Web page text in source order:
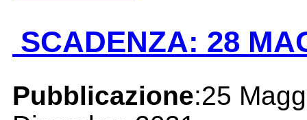
SCADENZA: 28
Pubblicazione:25